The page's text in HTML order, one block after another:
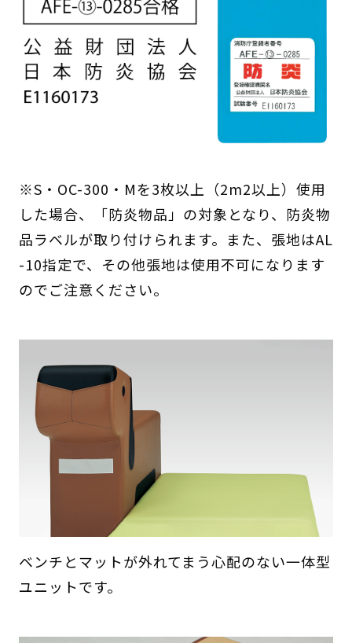
※S・OC-300・Mを3枚以上（2m2以上）使用
した場合、「防炎物品」の対象となり、防炎物
品ラベルが取り付けられます。また、張地はAL
-10指定で、その他張地は使用不可になります
のでご注意ください。
ベンチとマットが外れてまう心配のない一体型
ユニットです。